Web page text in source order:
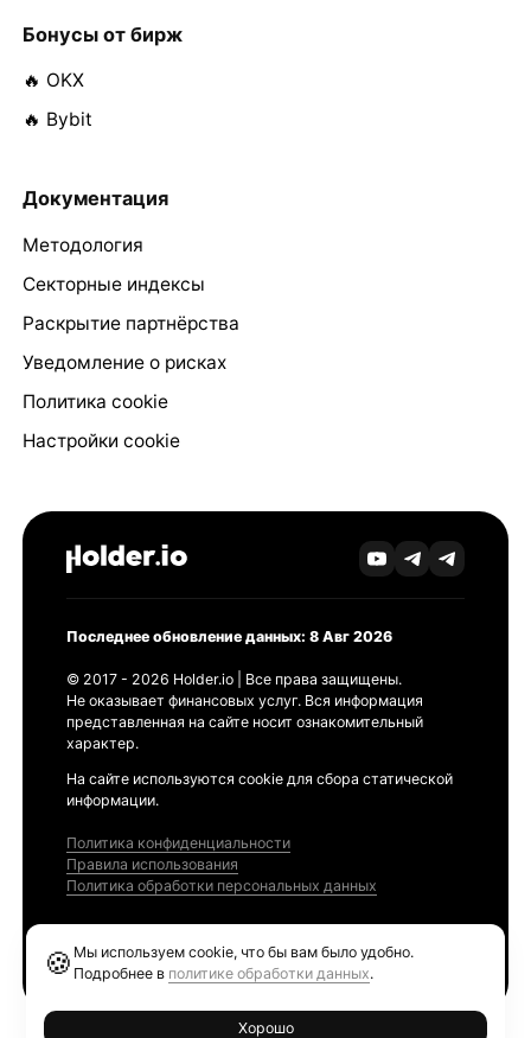
Бонусы от бирж
🔥 OKX
🔥 Bybit
Документация
Методология
Секторные индексы
Раскрытие партнёрства
Уведомление о рисках
Политика cookie
Настройки cookie
Последнее обновление данных: 8 Авг 2026
© 2017 - 2026 Holder.io | Все права защищены.
Не оказывает финансовых услуг. Вся информация
представленная на сайте носит ознакомительный
характер.
На сайте используются cookie для сбора статической
информации.
Политика конфиденциальности
Правила использования
Политика обработки персональных данных
🍪 Мы используем cookie, что бы вам было удобно.
Подробнее в политике обработки данных.
Хорошо
Ethereum GAS Tracker